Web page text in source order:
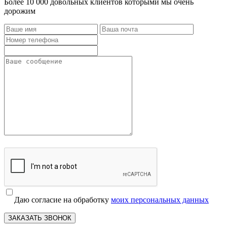
Более 10 000 довольных клиентов которыми мы очень
дорожим
Даю согласие на обработку моих персональных данных
ЗАКАЗАТЬ ЗВОНОК